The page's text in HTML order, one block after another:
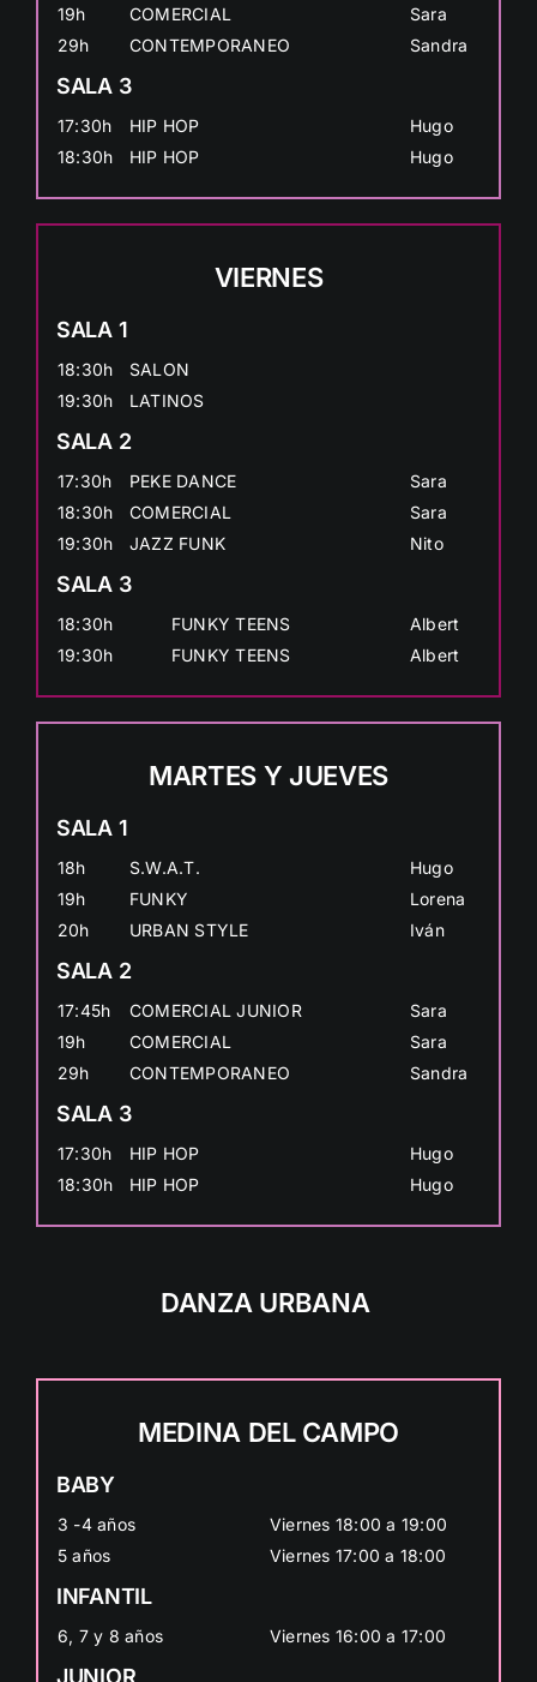
19h
COMERCIAL
Sara
29h
CONTEMPORANEO Sandra
SALA 3
17:30h HIP HOP
Hugo
18:30h
HIP HOP Hugo
VIERNES
SALA 1
18:30h
SALON
19:30h
LATINOS
SALA 2
17:30h PEKE DANCE
Sara
18:30h
COMERCIAL
Sara
19:30h
JAZZ FUNK Nito
SALA 3
18:30h FUNKY TEENS
Albert
19:30h
FUNKY TEENS Albert
MARTES Y JUEVES
SALA 1
18h S.W.A.T.
Hugo
19h
FUNKY
Lorena
20h
URBAN STYLE Iván
SALA 2
17:45h COMERCIAL JUNIOR
Sara
19h
COMERCIAL
Sara
29h
CONTEMPORANEO Sandra
SALA 3
17:30h HIP HOP
Hugo
18:30h
HIP HOP Hugo
DANZA URBANA
MEDINA DEL CAMPO
BABY
3 -4 años
Viernes 18:00 a 19:00
5 años
Viernes 17:00 a 18:00
INFANTIL
6, 7 y 8 años Viernes 16:00 a 17:00
JUNIOR